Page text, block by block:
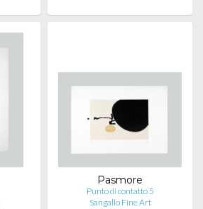
Pasmore
Punto di contatto 5
Sangallo Fine Art